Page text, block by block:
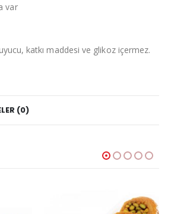
var
katkı maddesi ve glikoz içermez.
(0)